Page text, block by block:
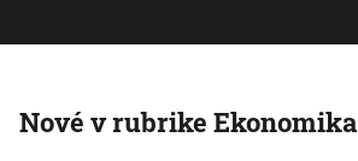
Nové v rubrike Ekonomika